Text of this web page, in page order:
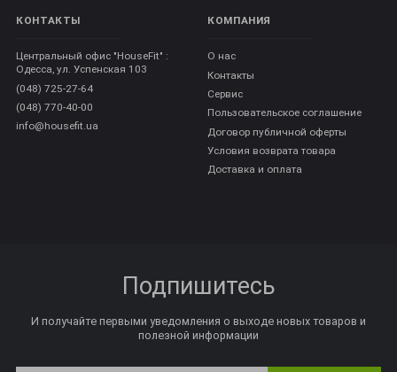
КОНТАКТЫ
Центральный офис "HouseFit" :
Одесса, ул. Успенская 103
(048) 725-27-64
(048) 770-40-00
info@housefit.ua
КОМПАНИЯ
О нас
Контакты
Сервис
Пользовательское соглашение
Договор публичной оферты
Условия возврата товара
Доставка и оплата
Подпишитесь
И получайте первыми уведомления о выходе новых товаров и
полезной информации